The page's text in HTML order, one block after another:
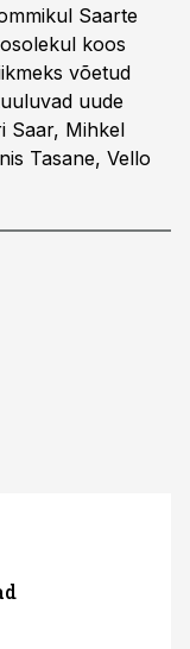
Saarte
koos
võetud
uude
Saar, Mihkel
Tasane, Vello